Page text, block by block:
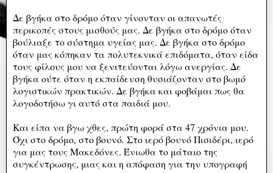
Δε βγήκα στο δρόμο όταν γίνονταν οι απανωτές
περικοπές στους μισθούς μας. Δε βγήκα στο δρόμο όταν
βούλιαξε το σύστημα υγείας μας. Δε βγήκα στο δρόμο
όταν μας κόπηκαν τα πολυτεκνικά επιδόματα, όταν είδα
τους φίλους μου να ξενιτεύονται λόγω ανεργίας. Δε
βγήκα ούτε όταν η εκπαίδευση θυσιάζονταν στο βωμό
λογιστικών πρακτικών. Δε βγήκα και φοβάμαι πως θα
λογοδοτήσω γι αυτό στα παιδιά μου.
Και είπα να βγω χθες, πρώτη φορά στα 47 χρόνια μου.
Όχι στο δρόμο, στο βουνό. Στο ιερό βουνό Πισιδέρι, ιερό
για μας τους Μακεδόνες. Ένιωθα το μάταιο της
συγκέντρωσης, μιας και η απόφαση για την υπογραφή